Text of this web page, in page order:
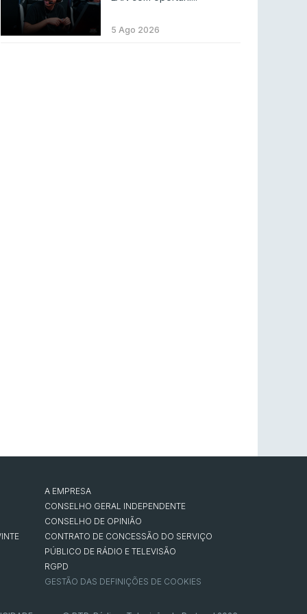
MOUZ surpreende Spirit para vencer BLAST
Bounty
5 Ago 2026
A EMPRESA
CONSELHO GERAL INDEPENDENTE
CONSELHO DE OPINIÃO
CONTRATO DE CONCESSÃO DO SERVIÇO
PÚBLICO DE RÁDIO E TELEVISÃO
RGPD
GESTÃO DAS DEFINIÇÕES DE COOKIES